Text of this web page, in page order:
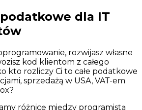
dla IT
rozwijasz własne
kod klientom z całego
kto rozliczy Ci to całe podatkowe
sprzedażą w USA, VAT-em
różnicę między programistą